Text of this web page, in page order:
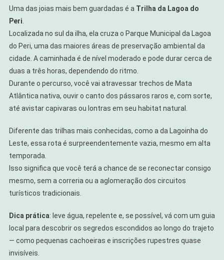
Uma das joias mais bem guardadas é a Trilha da Lagoa do
Peri
Localizada no sul da ilha, ela cruza o Parque Municipal da Lagoa
do Peri, uma das maiores áreas de preservação ambiental da
cidade. A caminhada é de nível moderado e pode durar cerca de
duas a três horas, dependendo do ritmo.
Durante o percurso, você vai atravessar trechos de Mata
Atlântica nativa, ouvir o canto dos pássaros raros e, com sorte,
até avistar capivaras ou lontras em seu habitat natural.
Diferente das trilhas mais conhecidas, como a da Lagoinha do
Leste, essa rota é surpreendentemente vazia, mesmo em alta
temporada.
Isso significa que você terá a chance de se reconectar consigo
mesmo, sem a correria ou a aglomeração dos circuitos
turísticos tradicionais.
Dica prática: leve água, repelente e, se possível, vá com um guia
local para descobrir os segredos escondidos ao longo do trajeto
— como pequenas cachoeiras e inscrições rupestres quase
invisíveis.